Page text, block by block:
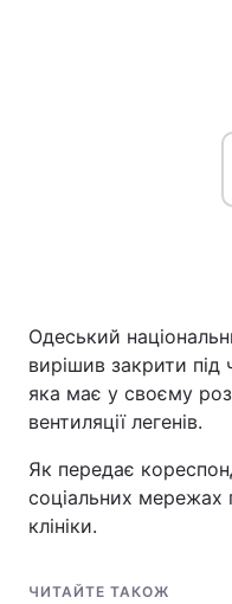
Одеський
вирішив закрити під
яка має у своєму
вентиляції легенів.
Як передає
соціальних мережах
клініки.
ЧИТАЙТЕ ТАКОЖ